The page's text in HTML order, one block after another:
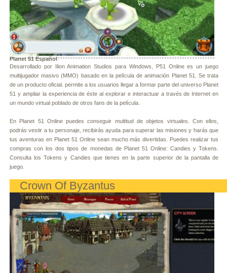
Planet 51 Español
Desarrollado por Ilion Animation Studios para Windows, P51 Online es un juego
multijugador masivo (MMO) basado en la película de animación Planet 51. Se trata
de un producto oficial. permite a los usuarios llegar a formar parte del universo Planet
51 y ampliar la experiencia de éste al explorar e interactuar a través de Internet en
un mundo virtual poblado de otros fans de la película.
En Planet 51 Online puedes conseguir multitud de objetos virtuales. Con ellos,
podrás vestir a tu personaje, recibirás ayuda para superar las misiones y harás que
tus aventuras en Planet 51 Online sean mucho más divertidas. Puedes realizar tus
compras con los dos tipos de monedas de Planet 51 Online: Candies y Tokens.
Consulta los Tokens y Candies que tienes en la parte superior de la pantalla de
juego.
Crown Of Byzantus